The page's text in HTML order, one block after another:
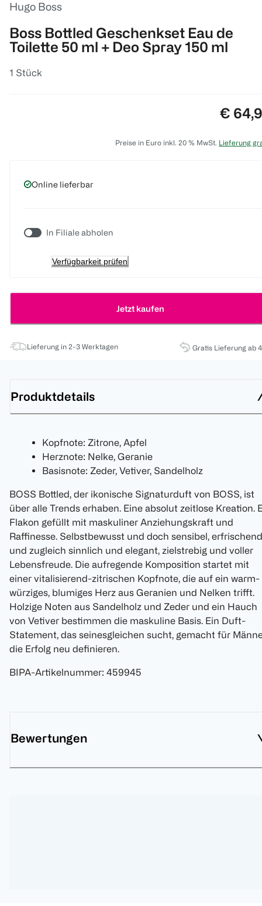
Hugo Boss
Boss Bottled Geschenkset Eau de
Toilette 50 ml + Deo Spray 150 ml
1 Stück
Preis:
€
Preise in Euro inkl. 20 % MwSt. Lieferung
Online lieferbar
In Filiale abholen
Verfügbarkeit prüfen
Jetzt kaufen
Lieferung in 2-3 Werktagen Gratis Lieferung ab
Produktdetails
Kopfnote: Zitrone, Apfel
Herznote: Nelke, Geranie
Basisnote: Zeder, Vetiver, Sandelholz
BOSS Bottled, der ikonische Signaturduft von BOSS, ist
über alle Trends erhaben. Eine absolut zeitlose Kreation.
Flakon gefüllt mit maskuliner Anziehungskraft und
Raffinesse. Selbstbewusst und doch sensibel, erfrischend
und zugleich sinnlich und elegant, zielstrebig und voller
Lebensfreude. Die aufregende Komposition startet mit
einer vitalisierend-zitrischen Kopfnote, die auf ein warm-
würziges, blumiges Herz aus Geranien und Nelken trifft.
Holzige Noten aus Sandelholz und Zeder und ein Hauch
von Vetiver bestimmen die maskuline Basis. Ein Duft-
Statement, das seinesgleichen sucht, gemacht für
die Erfolg neu definieren.
BIPA-Artikelnummer: 459945
Bewertungen